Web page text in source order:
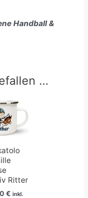
Handball &
…
Ritter
€ inkl.